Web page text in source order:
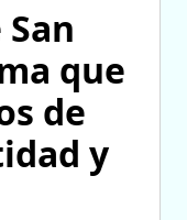
que
de
y